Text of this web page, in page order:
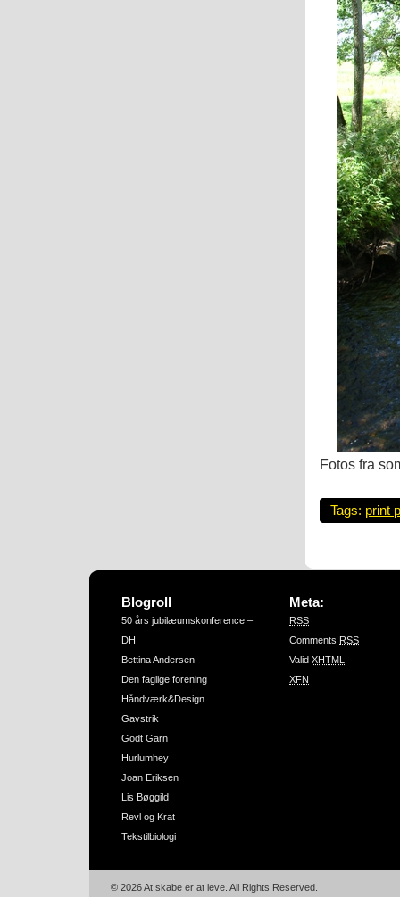
Fotos fra
Tags: print
Blogroll
50 års jubilæumskonference –
DH
Bettina Andersen
Den faglige forening
Håndværk&Design
Gavstrik
Godt Garn
Hurlumhey
Joan Eriksen
Lis Bøggild
Revl og Krat
Tekstilbiologi
Meta:
RSS
Comments RSS
Valid XHTML
XFN
© 2026 At skabe er at leve. All Rights Reserved.